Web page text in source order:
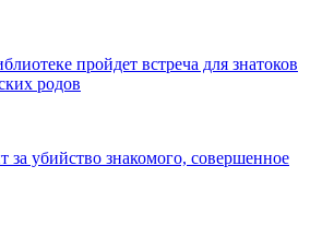
пройдет встреча для знатоков
родов
за убийство знакомого, совершенное